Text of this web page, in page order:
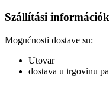
Szállítási információk
Mogućnosti dostave su:
Utovar
dostava u trgovinu